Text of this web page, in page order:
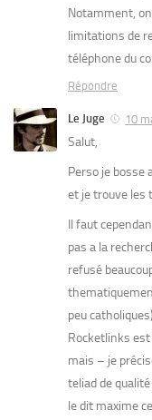
Notamment,
limitations de
téléphone du
Répondre
Le Juge 10
Salut,
Perso je bosse
et je trouve les
Il faut
pas a la
refusé
peu
Rocketlinks
mais – je
teliad de
le dit maxime